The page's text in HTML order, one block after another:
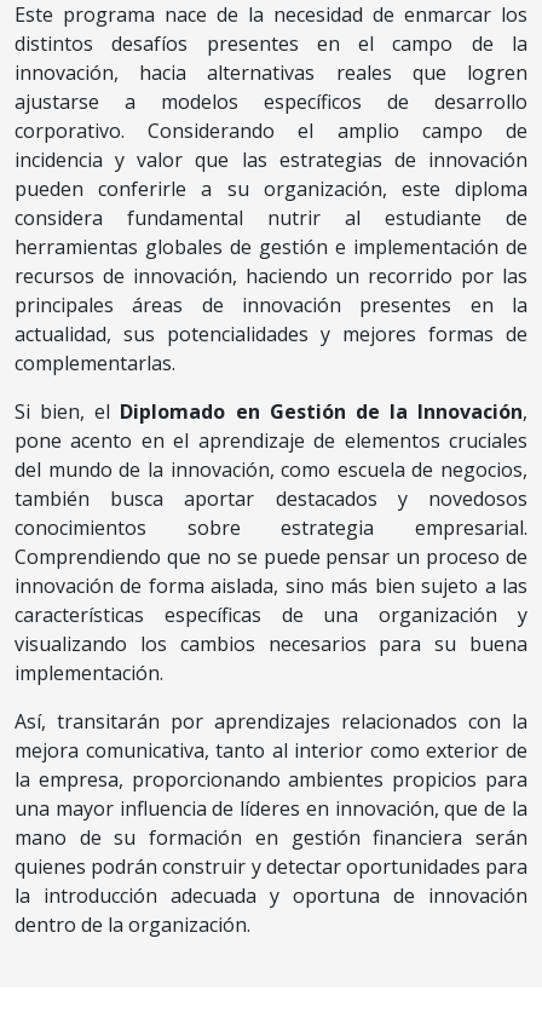
Este programa nace de la necesidad de enmarcar los
distintos desafíos presentes en el campo de la
innovación, hacia alternativas reales que logren
ajustarse a modelos específicos de desarrollo
corporativo. Considerando el amplio campo de
incidencia y valor que las estrategias de innovación
pueden conferirle a su organización, este diploma
considera fundamental nutrir al estudiante de
herramientas globales de gestión e implementación de
recursos de innovación, haciendo un recorrido por las
principales áreas de innovación presentes en la
actualidad, sus potencialidades y mejores formas de
complementarlas.
Si bien, el Diplomado en Gestión de la Innovación,
pone acento en el aprendizaje de elementos cruciales
del mundo de la innovación, como escuela de negocios,
también busca aportar destacados y novedosos
conocimientos sobre estrategia empresarial.
Comprendiendo que no se puede pensar un proceso de
innovación de forma aislada, sino más bien sujeto a las
características específicas de una organización y
visualizando los cambios necesarios para su buena
implementación.
Así, transitarán por aprendizajes relacionados con la
mejora comunicativa, tanto al interior como exterior de
la empresa, proporcionando ambientes propicios para
una mayor influencia de líderes en innovación, que de la
mano de su formación en gestión financiera serán
quienes podrán construir y detectar oportunidades para
la introducción adecuada y oportuna de innovación
dentro de la organización.